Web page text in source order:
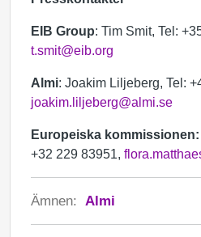
EIB Group: Tim Smit, Tel:
t.smit@eib.org
Almi: Joakim Liljeberg, Tel:
joakim.liljeberg@almi.se
Europeiska kommissionen:
+32 229 83951,
Ämnen: Almi